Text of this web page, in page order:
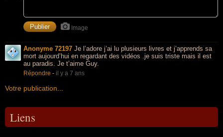
Image
Anonyme 72197 Je l’adore j’ai lu plusieurs livres et j’apprends sa
mort aujourd’hui en regardant des vidéos .je suis triste mais il est
au paradis. Je t’aime Guy.
Répondre - il y a 7 ans
Votre publication...
Liens